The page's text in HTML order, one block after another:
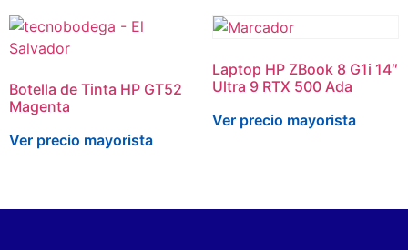
Botella de Tinta HP GT52
Magenta
Ver precio mayorista
Laptop HP ZBook 8 G1i 14″
Ultra 9 RTX 500 Ada
Ver precio mayorista